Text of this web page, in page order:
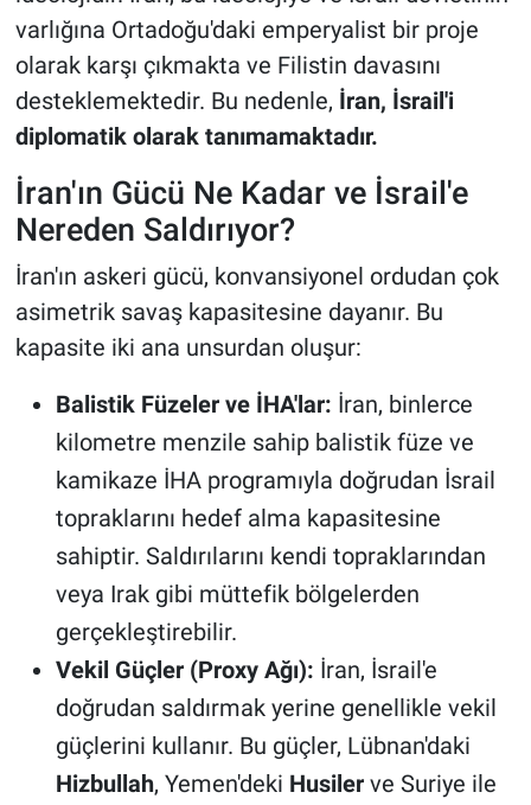
varlığına Ortadoğu'daki emperyalist bir proje
olarak karşı çıkmakta ve Filistin davasını
desteklemektedir. Bu nedenle, İran, İsrail'i
diplomatik olarak tanımamaktadır.
İran'ın Gücü Ne Kadar ve İsrail'e
Nereden Saldırıyor?
İran'ın askeri gücü, konvansiyonel ordudan çok
asimetrik savaş kapasitesine dayanır. Bu
kapasite iki ana unsurdan oluşur:
Balistik Füzeler ve İHA'lar: İran, binlerce
kilometre menzile sahip balistik füze ve
kamikaze İHA programıyla doğrudan İsrail
topraklarını hedef alma kapasitesine
sahiptir. Saldırılarını kendi topraklarından
veya Irak gibi müttefik bölgelerden
gerçekleştirebilir.
Vekil Güçler (Proxy Ağı): İran, İsrail'e
doğrudan saldırmak yerine genellikle vekil
güçlerini kullanır. Bu güçler, Lübnan'daki
Hizbullah, Yemen'deki Husilerve Suriye ile